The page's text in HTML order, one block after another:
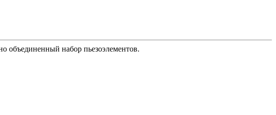
объединенный набор пьезоэлементов.